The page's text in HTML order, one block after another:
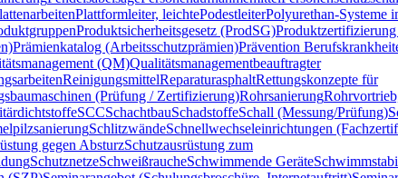
Plattformleiter, leichtePodestleiterPolyurethan-Systeme
Produktsicherheitsgesetz (ProdSG)
Prämienkatalog (Arbeitsschutzprämien)Prävention
(QM)Qualitätsmanagementbeauftragter
ReinigungsmittelReparaturasphaltRettungskonzepte für
(Prüfung / Zertifizierung)Rohrsanierung
SCCSchachtbauSchadstoffeSchall (Messung/Prüfung)
SchlitzwändeSchnellwechseleinrichtungen
gegen AbsturzSchutzausrüstung zum
SchutznetzeSchweißraucheSchwimmende Geräte